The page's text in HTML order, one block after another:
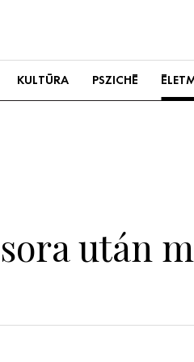
KULTÚRA PSZICHÉ
után